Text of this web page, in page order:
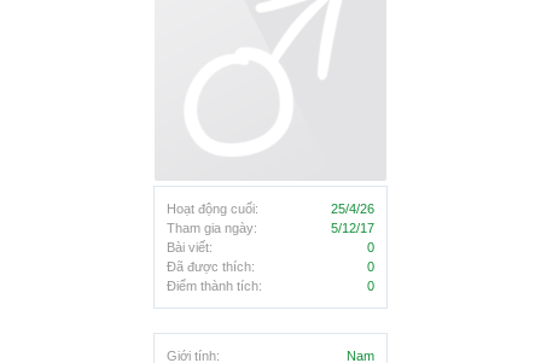
Hoạt động cuối:
25/4/26
Tham gia ngày:
5/12/17
Bài viết:
0
Đã được thích:
0
Điểm thành tích:
0
Giới tính: Nam